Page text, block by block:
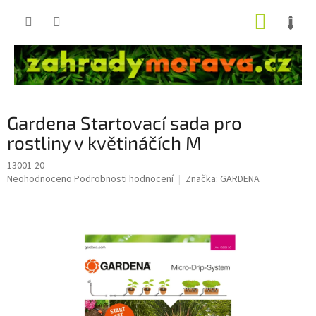
Gardena Startovací sada pro
rostliny v květináčích M
13001-20
Průměrné
Neohodnoceno Podrobnosti hodnocení Značka: GARDENA